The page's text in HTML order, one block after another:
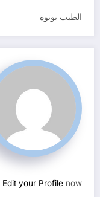
الطيب بونوة
Edit your Profile now.